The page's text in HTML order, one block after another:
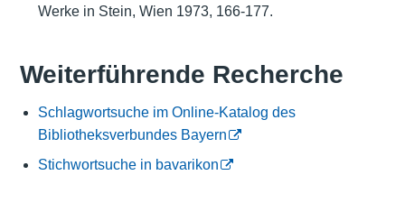
Werke in Stein, Wien 1973, 166-177.
Weiterführende Recherche
Schlagwortsuche im Online-Katalog des
Bibliotheksverbundes Bayern
Stichwortsuche in bavarikon